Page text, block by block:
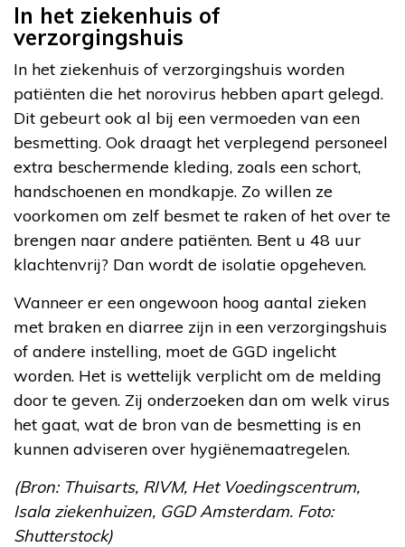
In het ziekenhuis of
verzorgingshuis
In het ziekenhuis of verzorgingshuis worden
patiënten die het norovirus hebben apart gelegd.
Dit gebeurt ook al bij een vermoeden van een
besmetting. Ook draagt het verplegend personeel
extra beschermende kleding, zoals een schort,
handschoenen en mondkapje. Zo willen ze
voorkomen om zelf besmet te raken of het over te
brengen naar andere patiënten. Bent u 48 uur
klachtenvrij? Dan wordt de isolatie opgeheven.
Wanneer er een ongewoon hoog aantal zieken
met braken en diarree zijn in een verzorgingshuis
of andere instelling, moet de GGD ingelicht
worden. Het is wettelijk verplicht om de melding
door te geven. Zij onderzoeken dan om welk virus
het gaat, wat de bron van de besmetting is en
kunnen adviseren over hygiënemaatregelen.
(Bron: Thuisarts, RIVM, Het Voedingscentrum,
Isala ziekenhuizen, GGD Amsterdam. Foto:
Shutterstock)